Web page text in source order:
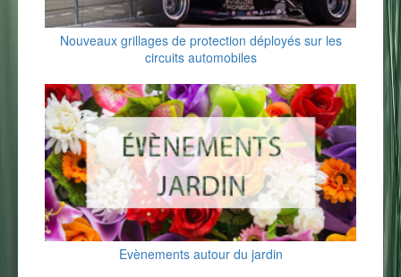
Nouveaux grillages de protection déployés sur les
circuits automobiles
Evènements autour du jardin